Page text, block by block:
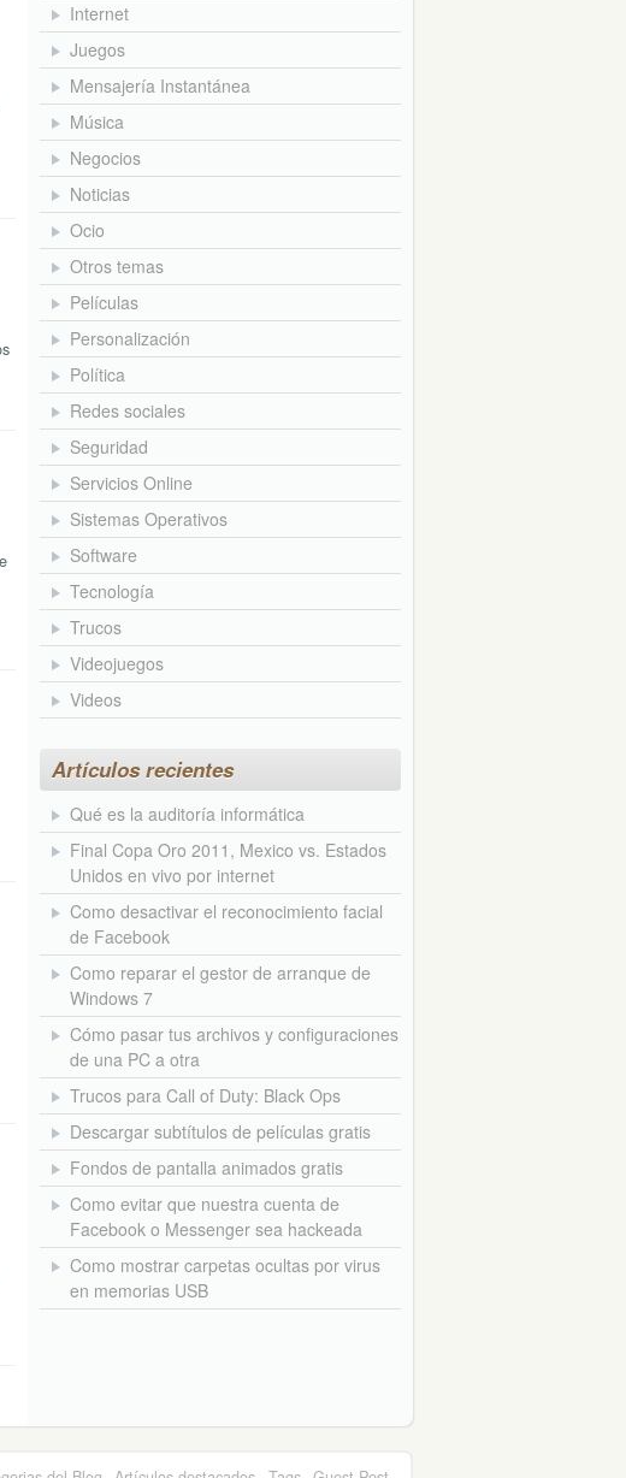
Internet
Juegos
Mensajería Instantánea
Música
Negocios
Noticias
Ocio
Otros temas
Películas
Personalización
Política
Redes sociales
Seguridad
Servicios Online
Sistemas Operativos
Software
Tecnología
Trucos
Videojuegos
Videos
Artículos recientes
Qué es la auditoría informática
Final Copa Oro 2011, Mexico vs. Estados
Unidos en vivo por internet
Como desactivar el reconocimiento facial
de Facebook
Como reparar el gestor de arranque de
Windows 7
Cómo pasar tus archivos y configuraciones
de una PC a otra
Trucos para Call of Duty: Black Ops
Descargar subtítulos de películas gratis
Fondos de pantalla animados gratis
Como evitar que nuestra cuenta de
Facebook o Messenger sea hackeada
Como mostrar carpetas ocultas por virus
en memorias USB